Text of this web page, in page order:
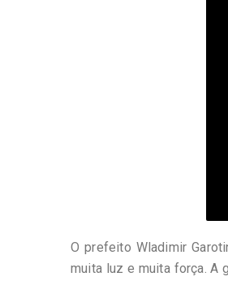
O prefeito Wladimir
muita luz e muita força. A